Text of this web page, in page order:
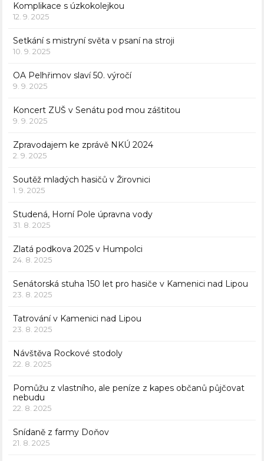
Komplikace s úzkokolejkou
12. 9. 2025
Setkání s mistryní světa v psaní na stroji
10. 9. 2025
OA Pelhřimov slaví 50. výročí
9. 9. 2025
Koncert ZUŠ v Senátu pod mou záštitou
9. 9. 2025
Zpravodajem ke zprávě NKÚ 2024
2. 9. 2025
Soutěž mladých hasičů v Žirovnici
1. 9. 2025
Studená, Horní Pole úpravna vody
31. 8. 2025
Zlatá podkova 2025 v Humpolci
24. 8. 2025
Senátorská stuha 150 let pro hasiče v Kamenici nad Lipou
23. 8. 2025
Tatrování v Kamenici nad Lipou
23. 8. 2025
Návštěva Rockové stodoly
22. 8. 2025
Pomůžu z vlastního, ale peníze z kapes občanů půjčovat
nebudu
22. 8. 2025
Snídaně z farmy Doňov
21. 8. 2025